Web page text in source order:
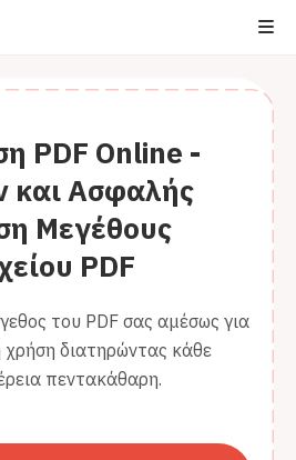
PDF Online -
και Ασφαλής
Μεγέθους
PDF
του PDF σας αμέσως για
χρήση διατηρώντας κάθε
πεντακάθαρη.